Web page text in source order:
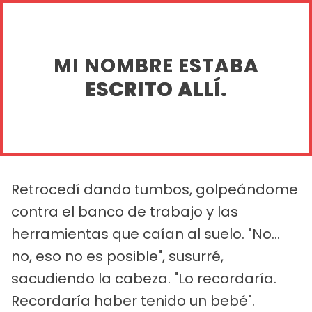
MI NOMBRE ESTABA
ESCRITO ALLÍ.
Retrocedí dando tumbos, golpeándome
contra el banco de trabajo y las
herramientas que caían al suelo. "No...
no, eso no es posible", susurré,
sacudiendo la cabeza. "Lo recordaría.
Recordaría haber tenido un bebé".